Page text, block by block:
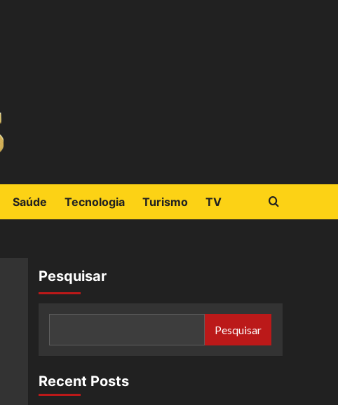
Saúde Tecnologia Turismo TV
Pesquisar
Pesquisar
Recent Posts